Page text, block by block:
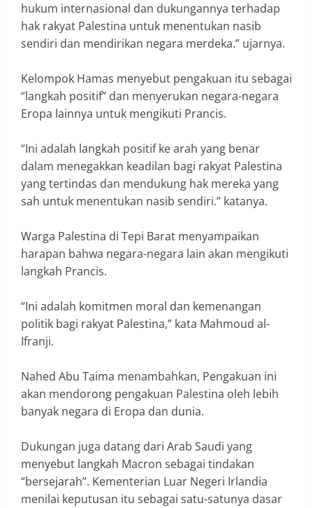
hukum internasional dan dukungannya terhadap
hak rakyat Palestina untuk menentukan nasib
sendiri dan mendirikan negara merdeka.” ujarnya.
Kelompok Hamas menyebut pengakuan itu sebagai
“langkah positif” dan menyerukan negara-negara
Eropa lainnya untuk mengikuti Prancis.
“Ini adalah langkah positif ke arah yang benar
dalam menegakkan keadilan bagi rakyat Palestina
yang tertindas dan mendukung hak mereka yang
sah untuk menentukan nasib sendiri.” katanya.
Warga Palestina di Tepi Barat menyampaikan
harapan bahwa negara-negara lain akan mengikuti
langkah Prancis.
“Ini adalah komitmen moral dan kemenangan
politik bagi rakyat Palestina,” kata Mahmoud al-
Ifranji.
Nahed Abu Taima menambahkan, Pengakuan ini
akan mendorong pengakuan Palestina oleh lebih
banyak negara di Eropa dan dunia.
Dukungan juga datang dari Arab Saudi yang
menyebut langkah Macron sebagai tindakan
“bersejarah”. Kementerian Luar Negeri Irlandia
menilai keputusan itu sebagai satu-satunya dasar